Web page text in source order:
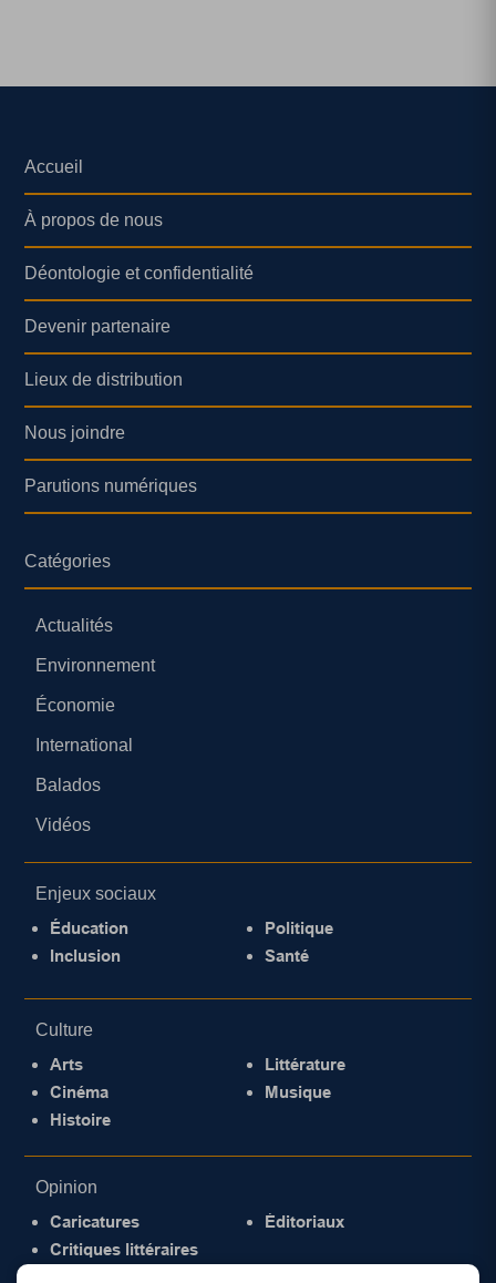
Accueil
À propos de nous
Déontologie et confidentialité
Devenir partenaire
Lieux de distribution
Nous joindre
Parutions numériques
Catégories
Actualités
Environnement
Économie
International
Balados
Vidéos
Enjeux sociaux
Éducation
Inclusion
Politique
Santé
Culture
Arts
Cinéma
Histoire
Littérature
Musique
Opinion
Caricatures
Critiques littéraires
Éditoriaux